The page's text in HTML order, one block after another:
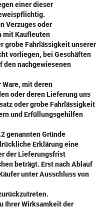
einer dieser
Verzuges oder
mit Kaufleuten
grobe Fahrlässigkeit unserer
vorliegen, bei Geschäften
den nachgewiesenen
Ware, mit deren
oder deren Lieferung uns
oder grobe Fahrlässigkeit
und Erfüllungsgehilfen
genannten Gründe
Erklärung eine
der Lieferungsfrist
beträgt. Erst nach Ablauf
unter Ausschluss von
Ihrer Wirksamkeit der